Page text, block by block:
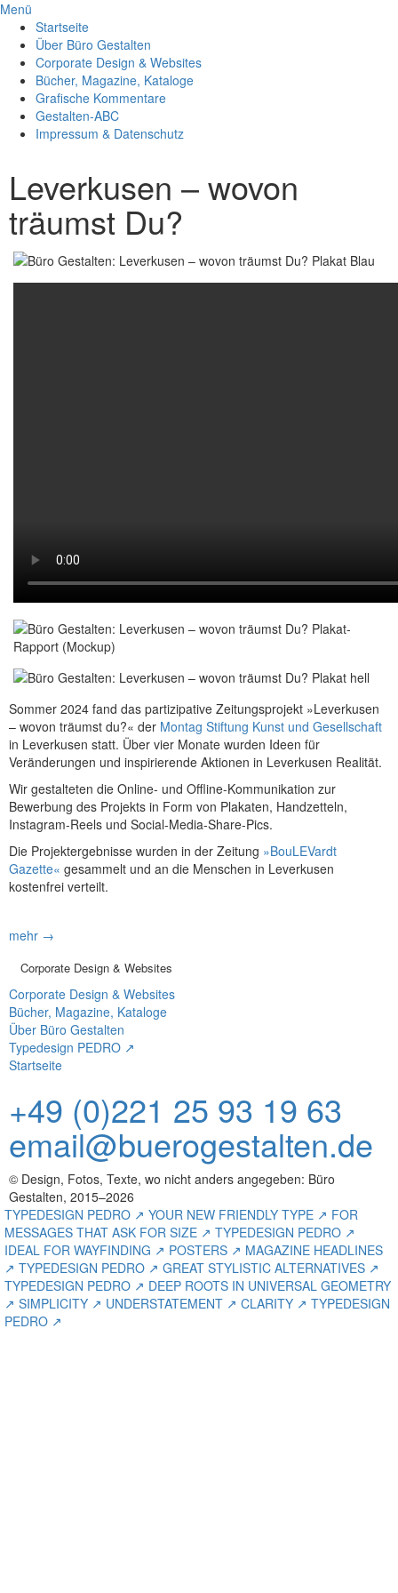
Menü
Startseite
Über Büro Gestalten
Corporate Design & Websites
Bücher, Magazine, Kataloge
Grafische Kommentare
Gestalten-ABC
Impressum & Datenschutz
Leverkusen – wovon
träumst Du?
Sommer 2024 fand das partizipative Zeitungsprojekt »Leverkusen
– wovon träumst du?« der Montag Stiftung Kunst und Gesellschaft
in Leverkusen statt. Über vier Monate wurden Ideen für
Veränderungen und inspirierende Aktionen in Leverkusen Realität.
Wir gestalteten die Online- und Offline-Kommunikation zur
Bewerbung des Projekts in Form von Plakaten, Handzetteln,
Instagram-Reels und Social-Media-Share-Pics.
Die Projektergebnisse wurden in der Zeitung »BouLEVardt
Gazette« gesammelt und an die Menschen in Leverkusen
kostenfrei verteilt.
mehr →
Corporate Design & Websites
Corporate Design & Websites
Bücher, Magazine, Kataloge
Über Büro Gestalten
Typedesign PEDRO ↗
Startseite
+49 (0)221 25 93 19 63
email@buerogestalten.de
© Design, Fotos, Texte, wo nicht anders angegeben: Büro
Gestalten, 2015–2026
TYPEDESIGN PEDRO ↗ YOUR NEW FRIENDLY TYPE ↗ FOR
MESSAGES THAT ASK FOR SIZE ↗ TYPEDESIGN PEDRO ↗
IDEAL FOR WAYFINDING ↗ POSTERS ↗ MAGAZINE HEADLINES
↗ TYPEDESIGN PEDRO ↗ GREAT STYLISTIC ALTERNATIVES ↗
TYPEDESIGN PEDRO ↗ DEEP ROOTS IN UNIVERSAL GEOMETRY
↗ SIMPLICITY ↗ UNDERSTATEMENT ↗ CLARITY ↗ TYPEDESIGN
PEDRO ↗